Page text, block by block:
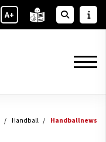
A+
Handball Handballnews